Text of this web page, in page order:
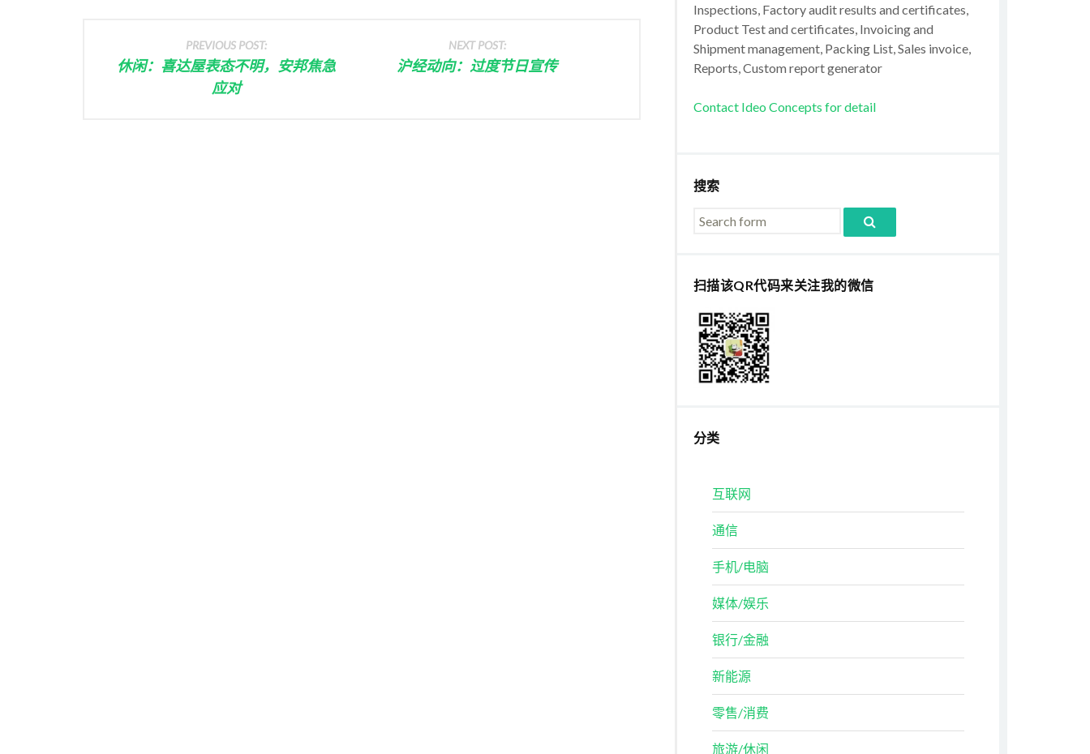
PREVIOUS POST:
休闲：喜达屋表态不明，安邦焦急
应对
NEXT POST:
沪经动向：过度节日宣传
Inspections, Factory audit results and certificates,
Product Test and certificates, Invoicing and
Shipment management, Packing List, Sales invoice,
Reports, Custom report generator
Contact Ideo Concepts for detail
搜索
扫描该QR代码来关注我的微信
分类
互联网
通信
手机/电脑
媒体/娱乐
银行/金融
新能源
零售/消费
旅游/休闲